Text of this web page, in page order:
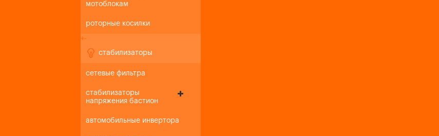
мотоблокам
роторные косилки
+-
стабилизаторы
сетевые фильтра
стабилизаторы
напряжения бастион
автомобильные инвертора